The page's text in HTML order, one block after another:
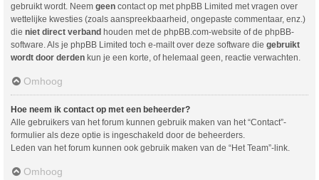
gebruikt wordt. Neem geen contact op met phpBB Limited met vragen over
wettelijke kwesties (zoals aanspreekbaarheid, ongepaste commentaar, enz.)
die niet direct verband houden met de phpBB.com-website of de phpBB-
software. Als je phpBB Limited toch e-mailt over deze software die gebruikt
wordt door derden kun je een korte, of helemaal geen, reactie verwachten.
Omhoog
Hoe neem ik contact op met een beheerder?
Alle gebruikers van het forum kunnen gebruik maken van het “Contact”-
formulier als deze optie is ingeschakeld door de beheerders.
Leden van het forum kunnen ook gebruik maken van de “Het Team”-link.
Omhoog